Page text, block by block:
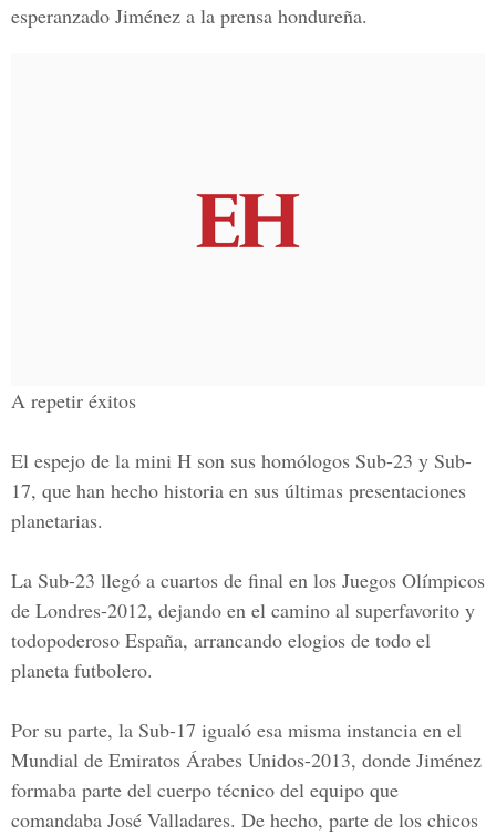
esperanzado Jiménez a la prensa hondureña.
A repetir éxitos
El espejo de la mini H son sus homólogos Sub-23 y Sub-
17, que han hecho historia en sus últimas presentaciones
planetarias.
La Sub-23 llegó a cuartos de final en los Juegos Olímpicos
de Londres-2012, dejando en el camino al superfavorito y
todopoderoso España, arrancando elogios de todo el
planeta futbolero.
Por su parte, la Sub-17 igualó esa misma instancia en el
Mundial de Emiratos Árabes Unidos-2013, donde Jiménez
formaba parte del cuerpo técnico del equipo que
comandaba José Valladares. De hecho, parte de los chicos